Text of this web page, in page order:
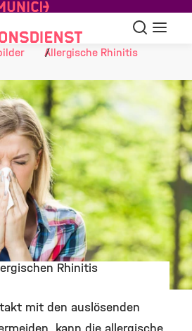
Suche
Allergische Rhinitis
Rhinitis
mit den auslösenden